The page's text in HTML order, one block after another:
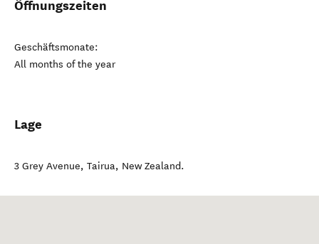
Öffnungszeiten
Geschäftsmonate:
All months of the year
Lage
3 Grey Avenue, Tairua, New Zealand.